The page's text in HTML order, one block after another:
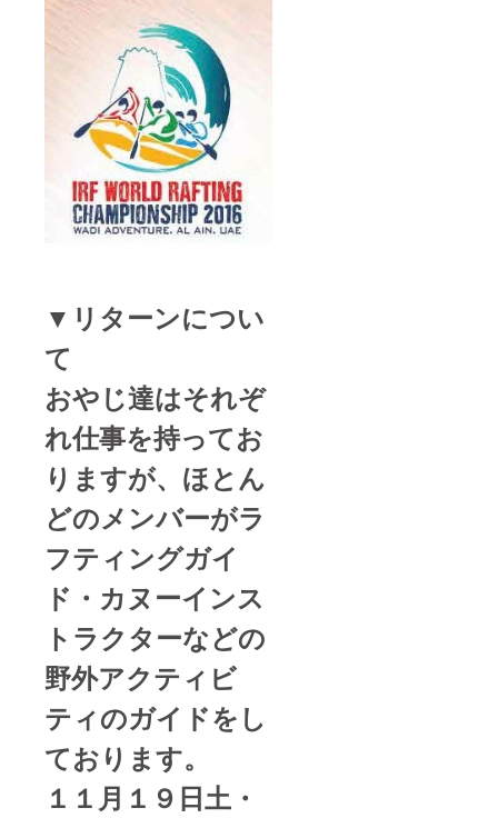
▼リターンについ
て
おやじ達はそれぞ
れ仕事を持ってお
りますが、ほとん
どのメンバーがラ
フティングガイ
ド・カヌーインス
トラクターなどの
野外アクティビ
ティのガイドをし
ております。
１１月１９日土・